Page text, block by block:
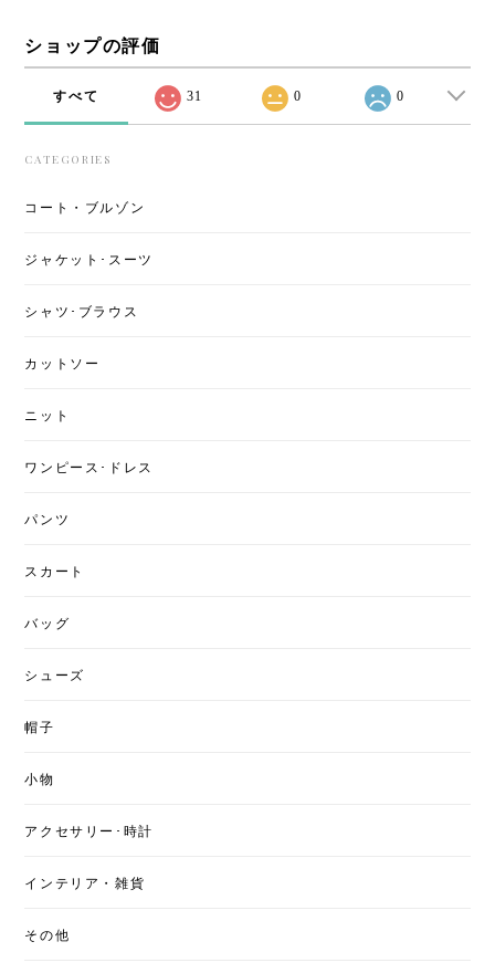
ショップの評価
すべて 31 0 0
CATEGORIES
コート・ブルゾン
ジャケット･スーツ
シャツ･ブラウス
カットソー
ニット
ワンピース･ドレス
パンツ
スカート
バッグ
シューズ
帽子
小物
アクセサリー･時計
インテリア・雑貨
その他